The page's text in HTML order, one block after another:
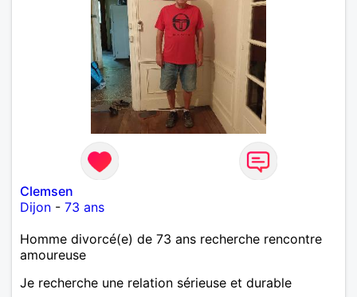
Clemsen
Dijon - 73 ans
Homme divorcé(e) de 73 ans recherche rencontre
amoureuse
Je recherche une relation sérieuse et durable